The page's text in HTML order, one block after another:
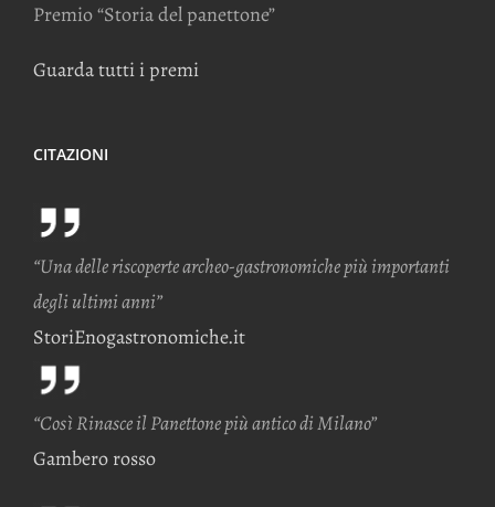
Premio “Storia del panettone”
Guarda tutti i premi
CITAZIONI
“Una delle riscoperte archeo-gastronomiche più importanti
degli ultimi anni”
StoriEnogastronomiche.it
“Così Rinasce il Panettone più antico di Milano”
Gambero rosso